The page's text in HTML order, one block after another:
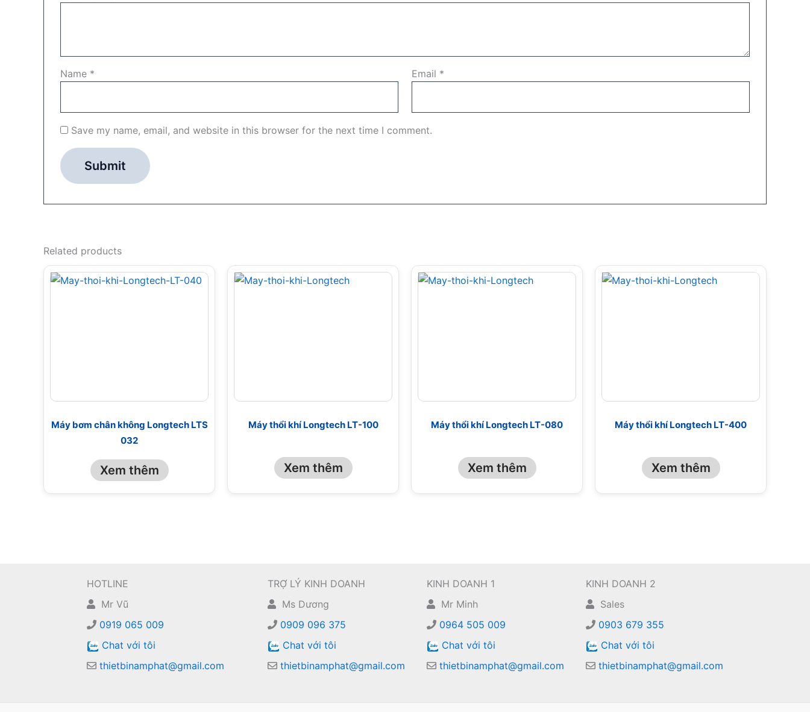
Name * Email *
Save my name, email, and website in this browser for the next time I comment.
Related products
Máy bơm chân không Longtech LTS
032
Xem thêm
Máy thổi khí Longtech LT-100
Xem thêm
Máy thổi khí Longtech LT-080
Xem thêm
Máy thổi khí Longtech LT-400
Xem thêm
HOTLINE
Mr Vũ
0919 065 009
Chat với tôi
thietbinamphat@gmail.com
TRỢ LÝ KINH DOANH
Ms Dương
0909 096 375
Chat với tôi
thietbinamphat@gmail.com
KINH DOANH 1
Mr Minh
0964 505 009
Chat với tôi
thietbinamphat@gmail.com
KINH DOANH 2
Sales
0903 679 355
Chat với tôi
thietbinamphat@gmail.com